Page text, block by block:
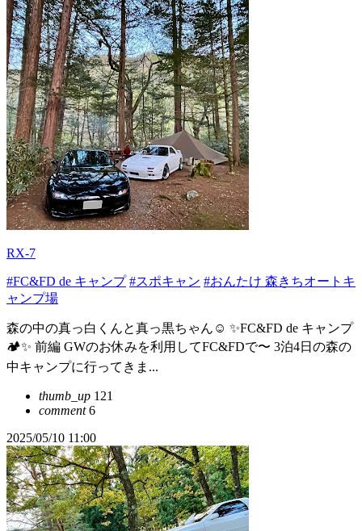
RX-7
#FC&FD de キャンプ #スポキャン #おんたけ 森きちオートキ
ャンプ場
森の中の真っ白くんと真っ黒ちゃん☺️ ✨FC&FD de キャンプ
🏕️✨ 前編 GWのお休みを利用してFC&FDで〜 3泊4日の森の
中キャンプに行ってきま...
thumb_up 121
comment6
2025/05/10 11:00